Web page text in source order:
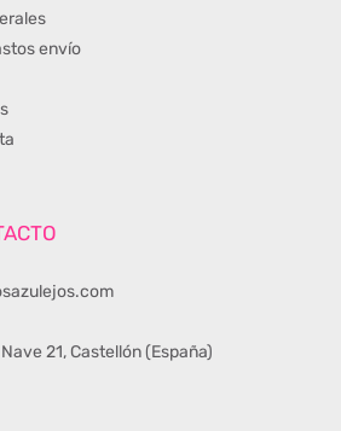
envío
21, Castellón (España)